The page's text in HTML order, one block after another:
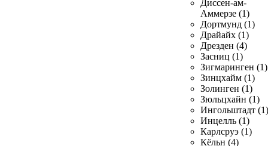
Диссен-ам-
Аммерзе (1)
Дортмунд (1)
Драйайх (1)
Дрезден (4)
Засниц (1)
Зигмаринген (1)
Зинцхайм (1)
Золинген (1)
Зюльцхайн (1)
Ингольштадт (1)
Инцелль (1)
Карлсруэ (1)
Кёльн (4)